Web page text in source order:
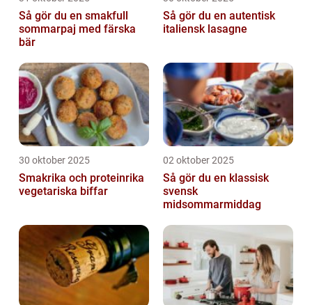
Så gör du en smakfull
sommarpaj med färska
bär
Så gör du en autentisk
italiensk lasagne
30 oktober 2025
Smakrika och proteinrika
vegetariska biffar
02 oktober 2025
Så gör du en klassisk
svensk
midsommarmiddag